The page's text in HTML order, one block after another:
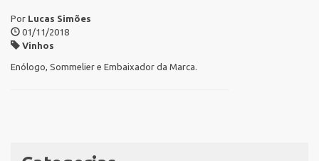
Por Lucas Simões
01/11/2018
Vinhos
Enólogo, Sommelier e Embaixador da Marca.